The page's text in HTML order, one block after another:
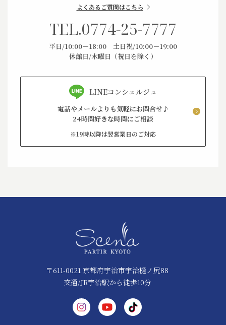
よくあるご質問はこちら
TEL.0774-25-7777
平日/10:00－18:00 土日祝/10:00－19:00
休館日/木曜日（祝日を除く）
LINEコンシェルジュ
電話やメールよりも気軽にお問合せ♪
24時間好きな時間にご相談
※19時以降は翌営業日のご対応
〒611-0021 京都府宇治市宇治樋ノ尻88
交通/JR宇治駅から徒歩10分